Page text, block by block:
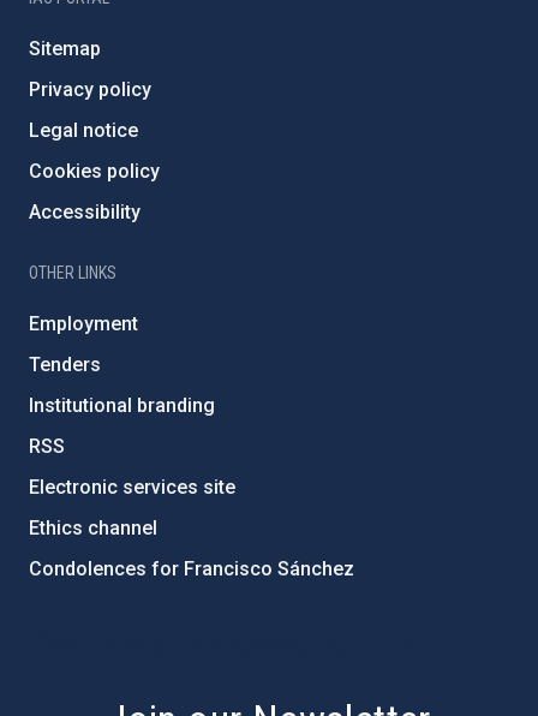
Sitemap
Privacy policy
Legal notice
Cookies policy
Accessibility
OTHER LINKS
Employment
Tenders
Institutional branding
RSS
Electronic services site
Ethics channel
Condolences for Francisco Sánchez